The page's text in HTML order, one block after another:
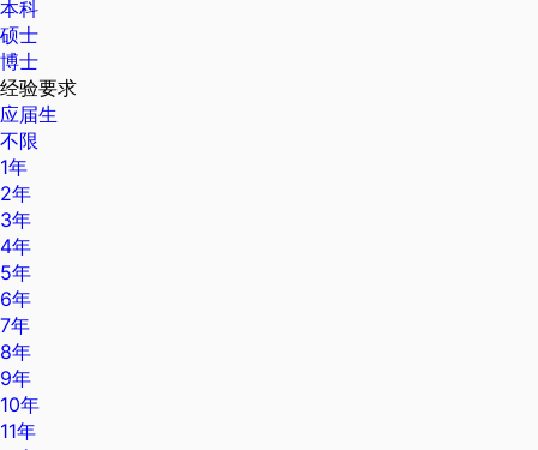
本科
硕士
博士
经验要求
应届生
不限
1年
2年
3年
4年
5年
6年
7年
8年
9年
10年
11年